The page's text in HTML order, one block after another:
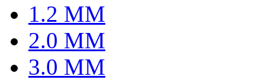
1.2 MM
2.0 MM
3.0 MM